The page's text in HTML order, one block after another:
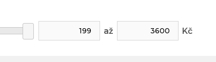
až Kč